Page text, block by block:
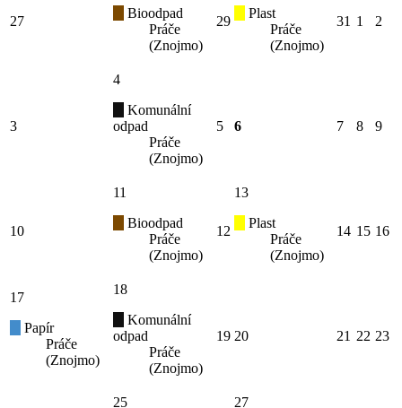
27
Bioodpad
Práče
(Znojmo)
29
Plast
Práče
(Znojmo)
31 1 2
3
4
Komunální
odpad
Práče
(Znojmo)
5 6 7 8 9
10
11
Bioodpad
Práče
(Znojmo)
12
13
Plast
Práče
(Znojmo)
14 15 16
17
Papír
Práče
(Znojmo)
18
Komunální
odpad
Práče
(Znojmo)
19 20 21 22 23
25
27